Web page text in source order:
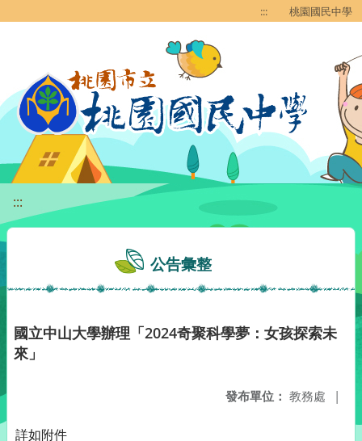
::: 桃園國民中學
:::
公告彙整
國立中山大學辦理「2024奇聚科學夢：女孩探索未
來」
發布單位： 教務處 |
詳如附件